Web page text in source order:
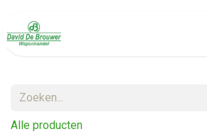
Alle producten